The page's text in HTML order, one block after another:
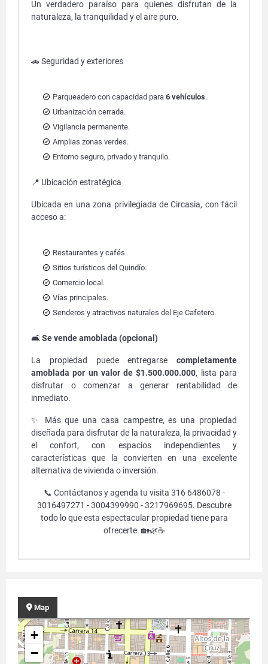
Un verdadero paraíso para quienes disfrutan de la
naturaleza, la tranquilidad y el aire puro.
🚗 Seguridad y exteriores
Parqueadero con capacidad para 6 vehículos.
Urbanización cerrada.
Vigilancia permanente.
Amplias zonas verdes.
Entorno seguro, privado y tranquilo.
📍 Ubicación estratégica
Ubicada en una zona privilegiada de Circasia, con fácil
acceso a:
Restaurantes y cafés.
Sitios turísticos del Quindío.
Comercio local.
Vías principales.
Senderos y atractivos naturales del Eje Cafetero.
🛋️ Se vende amoblada (opcional)
La propiedad puede entregarse completamente
amoblada por un valor de $1.500.000.000, lista para
disfrutar o comenzar a generar rentabilidad de
inmediato.
✨ Más que una casa campestre, es una propiedad
diseñada para disfrutar de la naturaleza, la privacidad y
el confort, con espacios independientes y
características que la convierten en una excelente
alternativa de vivienda o inversión.
📞 Contáctanos y agenda tu visita 316 6486078 -
3016497271 - 3004399990 - 3217969695. Descubre
todo lo que esta espectacular propiedad tiene para
ofrecerte. 🏡🌿☕️
Map
+
−